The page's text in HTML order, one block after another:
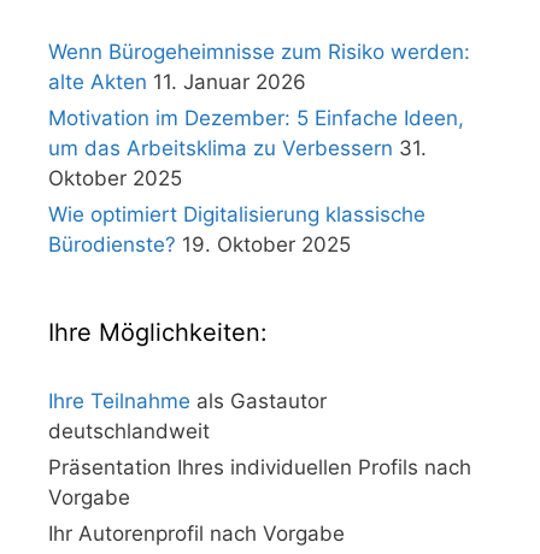
Wenn Bürogeheimnisse zum Risiko werden:
alte Akten 11. Januar 2026
Motivation im Dezember: 5 Einfache Ideen,
um das Arbeitsklima zu Verbessern 31.
Oktober 2025
Wie optimiert Digitalisierung klassische
Bürodienste? 19. Oktober 2025
Ihre Möglichkeiten:
Ihre Teilnahme als Gastautor
deutschlandweit
Präsentation Ihres individuellen Profils nach
Vorgabe
Ihr Autorenprofil nach Vorgabe